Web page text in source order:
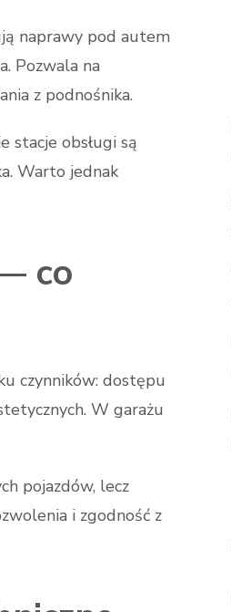
naprawy pod autem
Pozwala na
z podnośnika.
stacje obsługi są
Warto jednak
co
czynników: dostępu
W garażu
pojazdów, lecz
i zgodność z